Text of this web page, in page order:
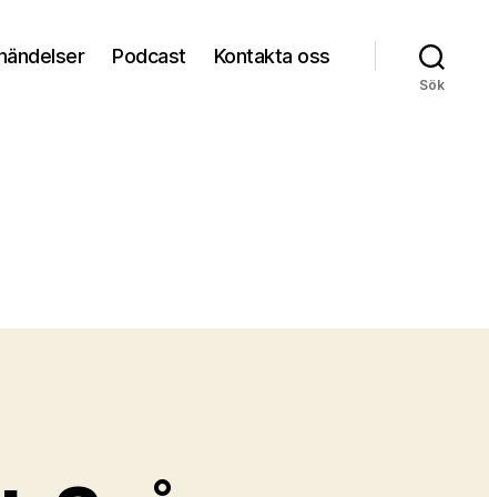
Podcast Kontakta oss
Sök